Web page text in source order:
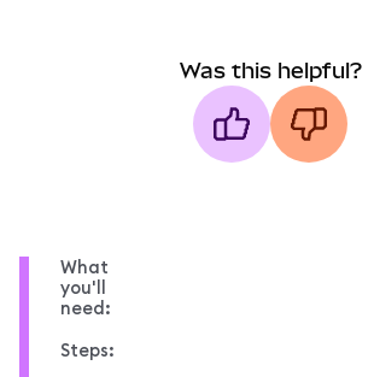
Was this helpful?
What
you'll
need:
Steps: